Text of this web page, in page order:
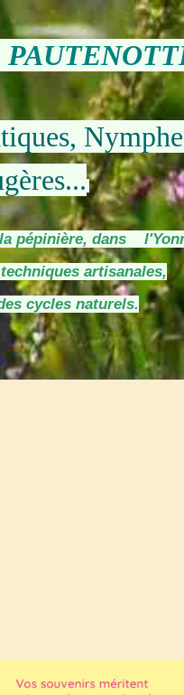
pépinière, dans
artisanales,
cycles naturels.